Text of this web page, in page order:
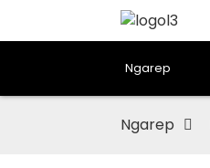
Ngarep
Ngarep